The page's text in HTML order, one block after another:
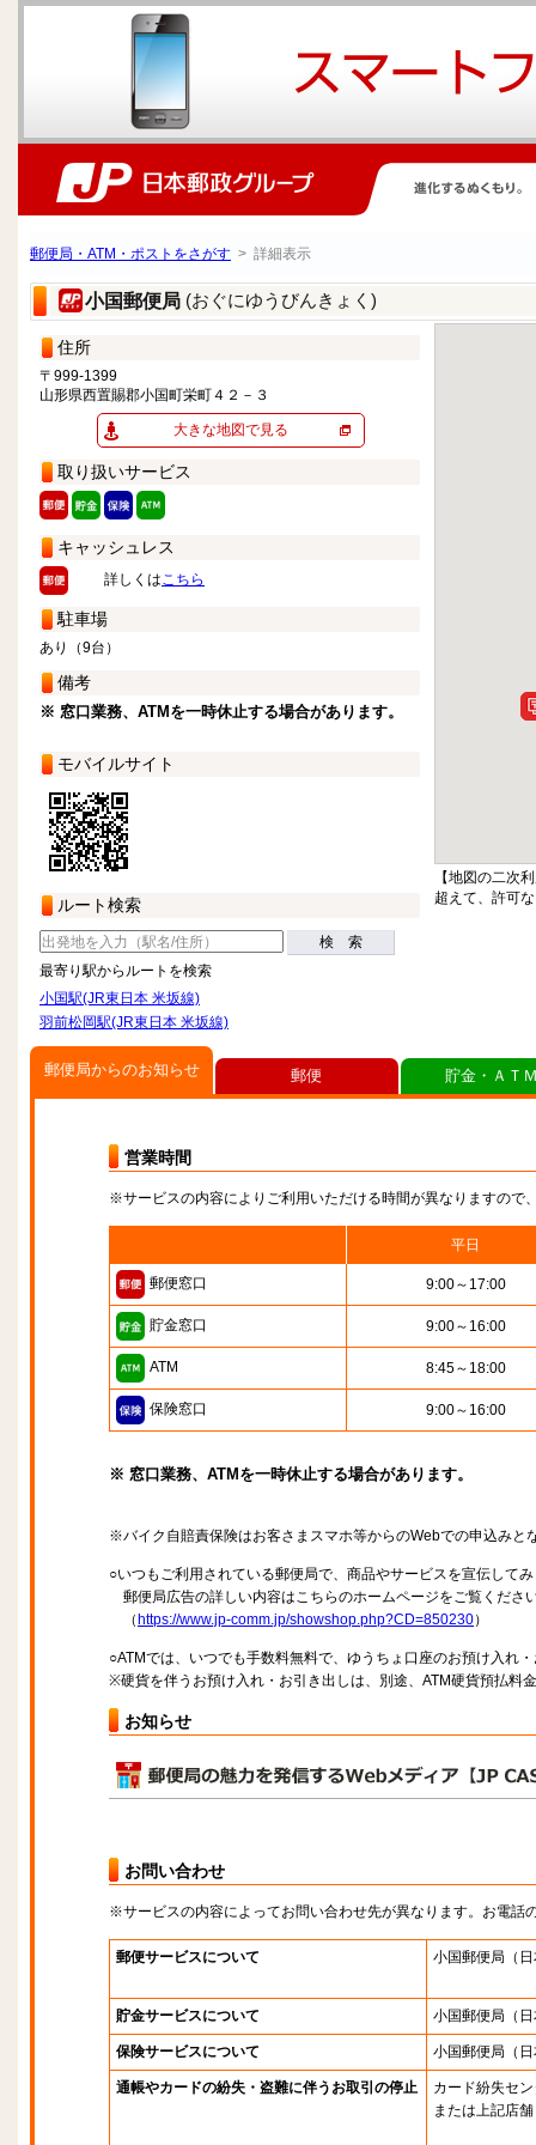
郵便局・ATM・ポストをさがす > 詳細表示
小国郵便局 (おぐにゆうびんきょく)
住所
〒999-1399
山形県西置賜郡小国町栄町４２－３
大きな地図で見る
取り扱いサービス
キャッシュレス
詳しくはこちら
駐車場
あり（9台）
備考
※ 窓口業務、ATMを一時休止する場合があります。
モバイルサイト
ルート検索
検 索
最寄り駅からルートを検索
小国駅(JR東日本 米坂線)
羽前松岡駅(JR東日本 米坂線)
【地図の二次
超えて、許可
郵便局からのお知らせ
営業時間
※サービスの内容によりご利用いただける時間が異なりますので
平日
郵便窓口 9:00～17:00
貯金窓口 9:00～16:00
ATM 8:45～18:00
保険窓口 9:00～16:00
※ 窓口業務、ATMを一時休止する場合があります。
※バイク自賠責保険はお客さまスマホ等からのWebでの申込みと
○いつもご利用されている郵便局で、商品やサービスを宣伝して
郵便局広告の詳しい内容はこちらのホームページをご覧くださ
（ https://www.jp-comm.jp/showshop.php?CD=850230）
○ATMでは、いつでも手数料無料で、ゆうちょ口座のお預け入れ
※硬貨を伴うお預け入れ・お引き出しは、別途、ATM硬貨預払料
お知らせ
お問い合わせ
※サービスの内容によってお問い合わせ先が異なります。お電話
郵便サービスについて 小国郵便局 （
貯金サービスについて 小国郵便局 （
保険サービスについて 小国郵便局 （
通帳やカードの紛失・盗難に伴うお取引の停止
カード紛失セ
または上記店舗
郵便 貯金・ＡＴ